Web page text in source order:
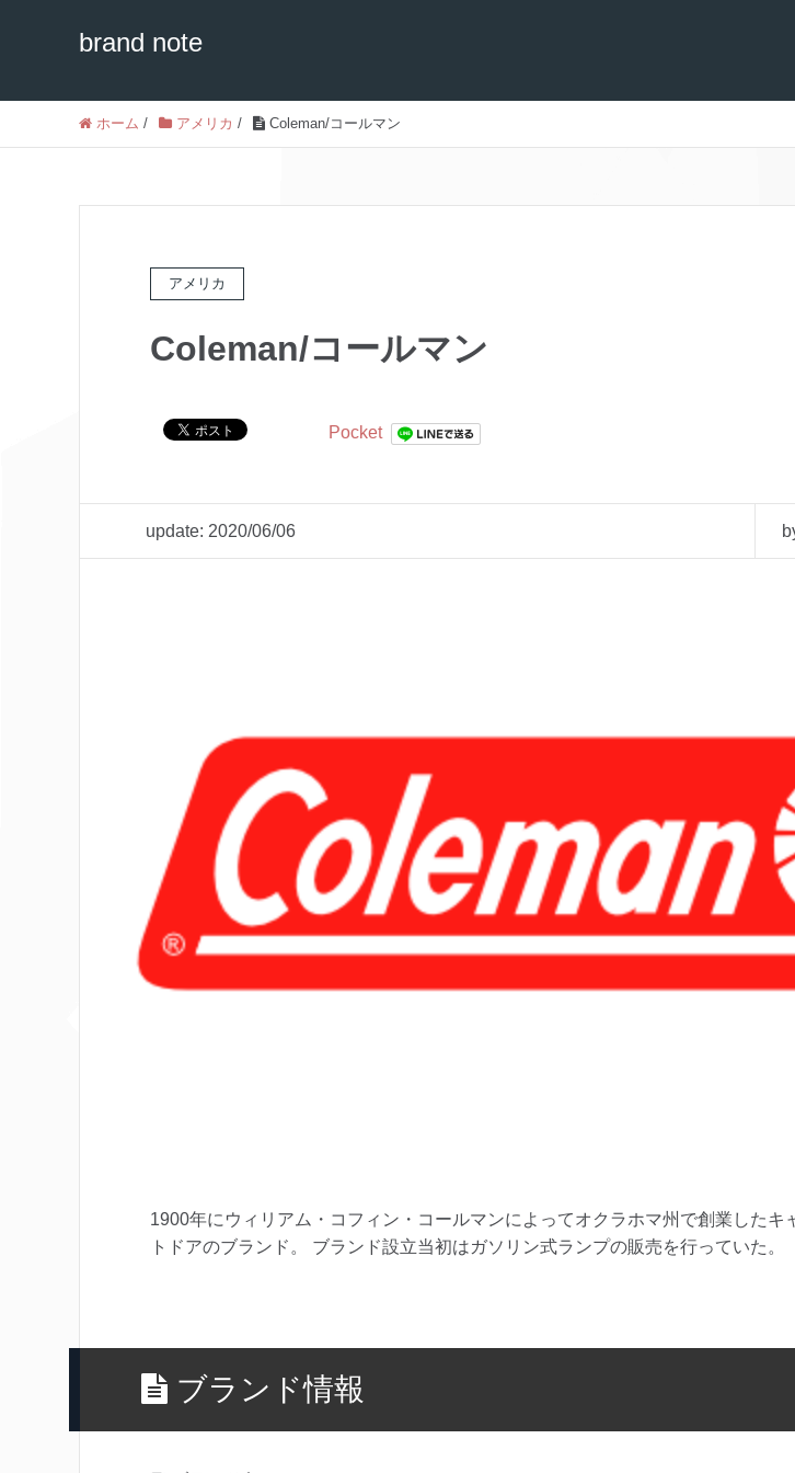
brand note
ホーム / アメリカ / Coleman/コールマン
アメリカ
Coleman/コールマン
Pocket
update: 2020/06/06
1900年にウィリアム・コフィン・コールマンによってオクラホマ州で創業したキ
トドアのブランド。 ブランド設立当初はガソリン式ランプの販売を行っていた。
ブランド情報